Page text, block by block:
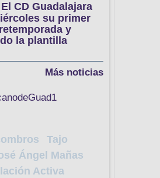
El CD Guadalajara
su primer
y
la plantilla
Más noticias
Tajo
Ángel Mañas
Activa